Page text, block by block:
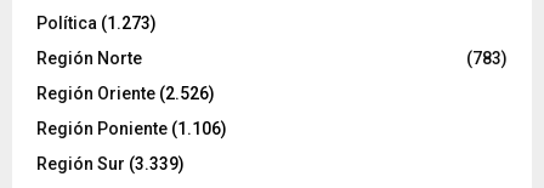
Política (1.273)
Región Norte
(783)
Región Oriente (2.526)
Región Poniente (1.106)
Región Sur (3.339)